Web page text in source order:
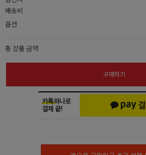
배송비
옵션
총 상품 금액
구매하기